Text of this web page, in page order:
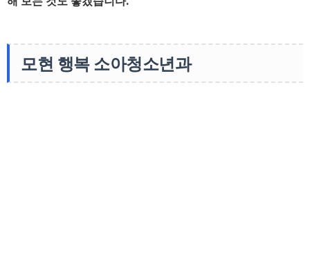
모현 행복 소아청소년과